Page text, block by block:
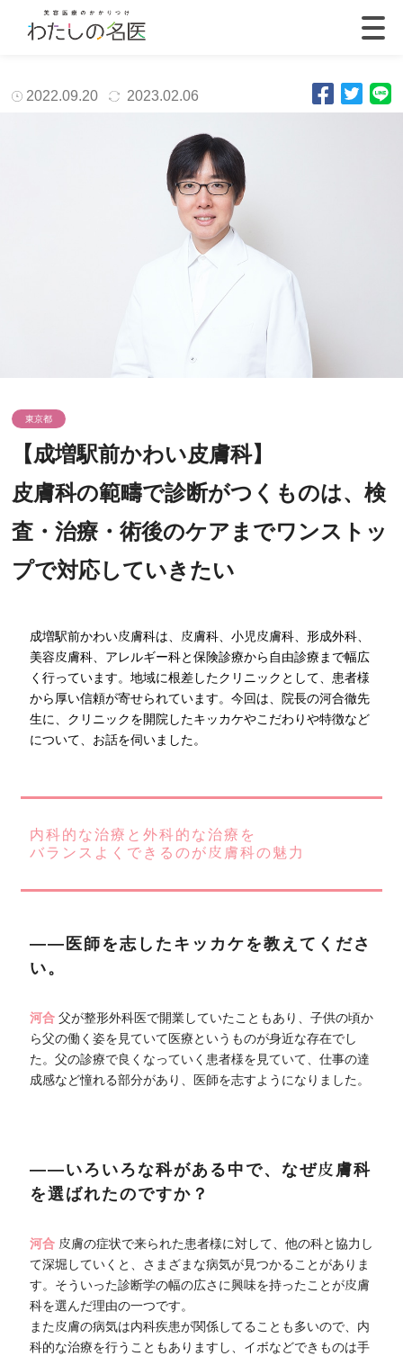
2022.09.20 2023.02.06
東京都
【成増駅前かわい皮膚科】
皮膚科の範疇で診断がつくものは、検
査・治療・術後のケアまでワンストッ
プで対応していきたい
成増駅前かわい皮膚科は、皮膚科、小児皮膚科、形成外科、
美容皮膚科、アレルギー科と保険診療から自由診療まで幅広
く行っています。地域に根差したクリニックとして、患者様
から厚い信頼が寄せられています。今回は、院長の河合徹先
生に、クリニックを開院したキッカケやこだわりや特徴など
について、お話を伺いました。
内科的な治療と外科的な治療を
バランスよくできるのが皮膚科の魅力
――医師を志したキッカケを教えてくださ
い。
河合父が整形外科医で開業していたこともあり、子供の頃か
ら父の働く姿を見ていて医療というものが身近な存在でし
た。父の診療で良くなっていく患者様を見ていて、仕事の達
成感など憧れる部分があり、医師を志すようになりました。
――いろいろな科がある中で、なぜ皮膚科
を選ばれたのですか？
河合 皮膚の症状で来られた患者様に対して、他の科と協力し
て深堀していくと、さまざまな病気が見つかることがありま
す。そういった診断学の幅の広さに興味を持ったことが皮膚
科を選んだ理由の一つです。
また皮膚の病気は内科疾患が関係してることも多いので、内
科的な治療を行うこともありますし、イボなどできものは手